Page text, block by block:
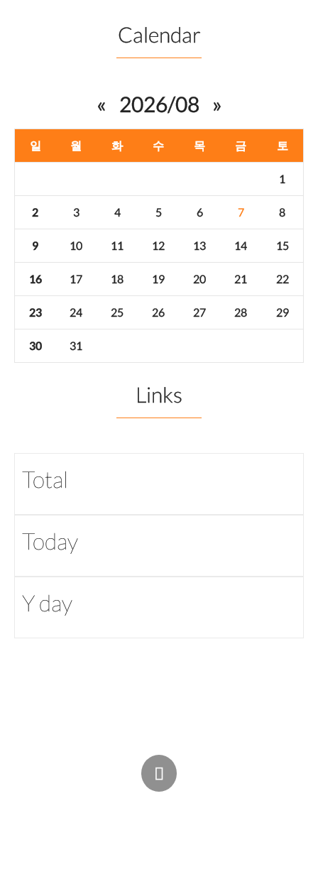
Calendar
« 2026/08 »
일 월 화 수 목 금 토
1
2 3 4 5 6 7 8
9 10 11 12 13 14 15
16 17 18 19 20 21 22
23 24 25 26 27 28 29
30 31
Links
Total
Today
Y day